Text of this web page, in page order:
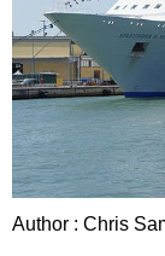
Author : Chris